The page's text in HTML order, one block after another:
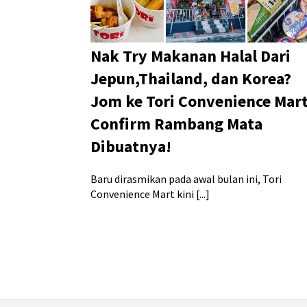
Nak Try Makanan Halal Dari
Jepun,Thailand, dan Korea?
Jom ke Tori Convenience
Confirm Rambang Mata
Dibuatnya!
Baru dirasmikan pada awal bulan ini, Tori
Convenience Mart kini [...]